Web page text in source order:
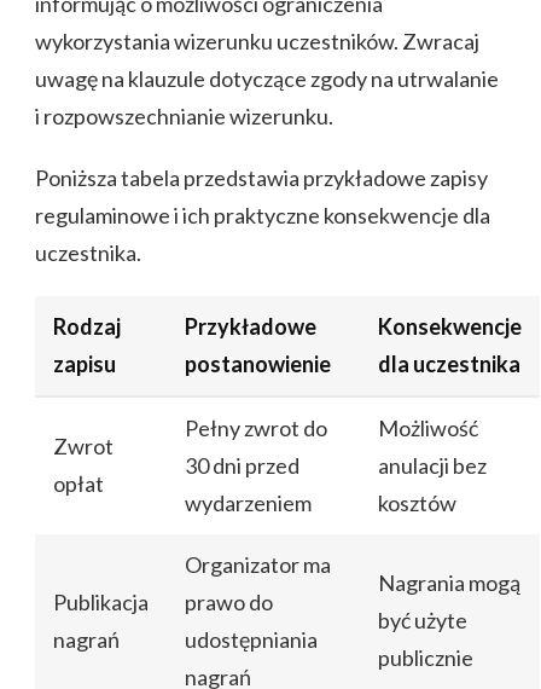
wykorzystania wizerunku uczestników. Zwracaj
uwagę na klauzule dotyczące zgody na utrwalanie
i rozpowszechnianie wizerunku.
Poniższa tabela przedstawia przykładowe zapisy
regulaminowe i ich praktyczne konsekwencje dla
uczestnika.
Rodzaj
zapisu
Przykładowe
postanowienie
Konsekwencje
dla uczestnika
Zwrot
opłat
Pełny zwrot do
30 dni przed
wydarzeniem
Możliwość
anulacji bez
kosztów
Publikacja
nagrań
Organizator ma
prawo do
udostępniania
nagrań
Nagrania mogą
być użyte
publicznie